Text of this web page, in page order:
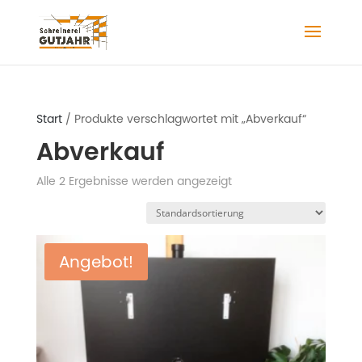
Start/ Produkte verschlagwortet mit „Abverkauf“
Abverkauf
Alle 2 Ergebnisse werden angezeigt
Angebot!